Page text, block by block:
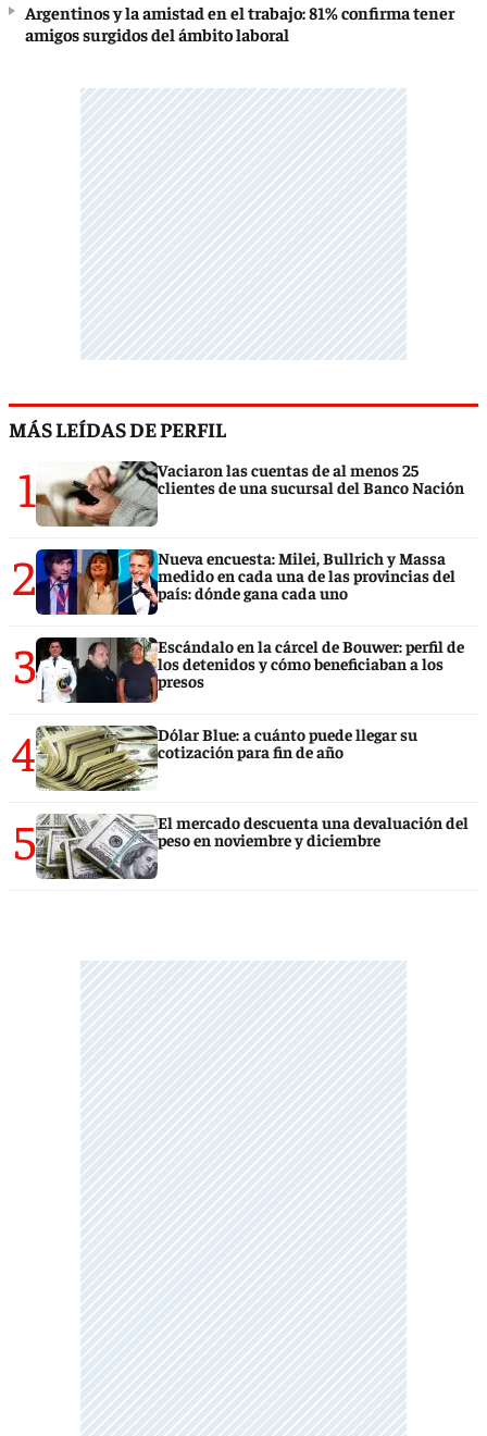
Argentinos y la amistad en el trabajo: 81% confirma tener
amigos surgidos del ámbito laboral
MÁS LEÍDAS DE PERFIL
1
Vaciaron las cuentas de al menos 25
clientes de una sucursal del Banco Nación
2
Nueva encuesta: Milei, Bullrich y Massa
medido en cada una de las provincias del
país: dónde gana cada uno
3
Escándalo en la cárcel de Bouwer: perfil de
los detenidos y cómo beneficiaban a los
presos
4
Dólar Blue: a cuánto puede llegar su
cotización para fin de año
5
El mercado descuenta una devaluación del
peso en noviembre y diciembre